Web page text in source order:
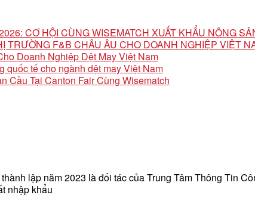
CƠ HỘI CÙNG WISEMATCH XUẤT KHẨU NÔNG
TRƯỜNG F&B CHÂU ÂU CHO DOANH NGHIỆP VIỆT
Doanh Nghiệp Dệt May Việt Nam
quốc tế cho ngành dệt may Việt Nam
Cầu Tại Canton Fair Cùng Wisematch
lập năm 2023 là đối tác của Trung Tâm Thông Tin
nhập khẩu